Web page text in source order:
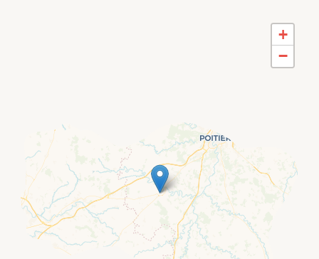
+
−